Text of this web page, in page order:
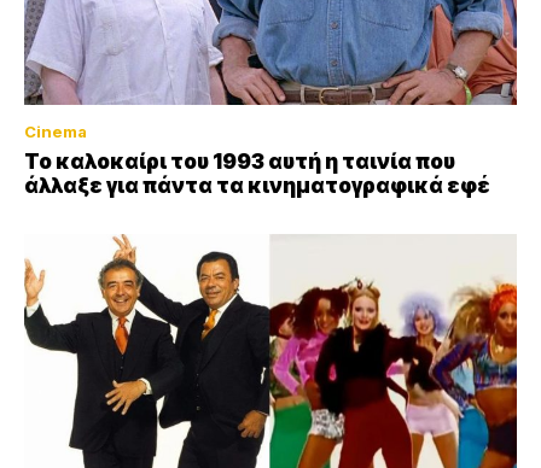
Cinema
Το καλοκαίρι του 1993 αυτή η ταινία που
άλλαξε για πάντα τα κινηματογραφικά εφέ